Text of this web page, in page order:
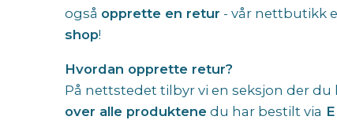
også opprette en retur - vår nettbutikk
shop!
Hvordan opprette retur?
På nettstedet tilbyr vi en seksjon der du
over alle produktene du har bestilt via